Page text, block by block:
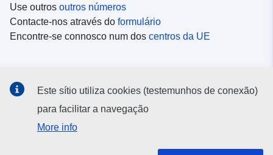
Use outros outros números
Contacte-nos através do formulário
Encontre-se connosco num dos centros da UE
Procure as contas da UE nasredes sociais
Este sítio utiliza cookies (testemunhos de conexão)
para facilitar a navegação
More info